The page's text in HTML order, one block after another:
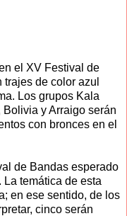
el XV Festival de
de color azul
Los grupos Kala
y Arraigo serán
con bronces en el
de Bandas esperado
temática de esta
en ese sentido, de los
cinco serán